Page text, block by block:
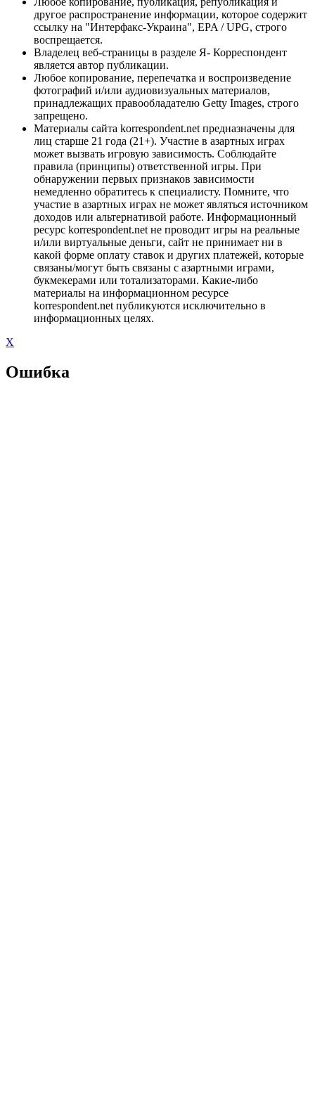
другое распространение информации, которое содержит
ссылку на "Интерфакс-Украина", EPA / UPG, строго
воспрещается.
Владелец веб-страницы в разделе Я- Корреспондент
является автор публикации.
Любое копирование, перепечатка и воспроизведение
фотографий и/или аудиовизуальных материалов,
принадлежащих правообладателю Getty Images, строго
запрещено.
Материалы сайта korrespondent.net предназначены для
лиц старше 21 года (21+). Участие в азартных играх
может вызвать игровую зависимость. Соблюдайте
правила (принципы) ответственной игры. При
обнаружении первых признаков зависимости
немедленно обратитесь к специалисту. Помните, что
участие в азартных играх не может являться источником
доходов или альтернативой работе. Информационный
ресурс korrespondent.net не проводит игры на реальные
и/или виртуальные деньги, сайт не принимает ни в
какой форме оплату ставок и других платежей, которые
связаны/могут быть связаны с азартными играми,
букмекерами или тотализаторами. Какие-либо
материалы на информационном ресурсе
korrespondent.net публикуются исключительно в
информационных целях.
X
Ошибка